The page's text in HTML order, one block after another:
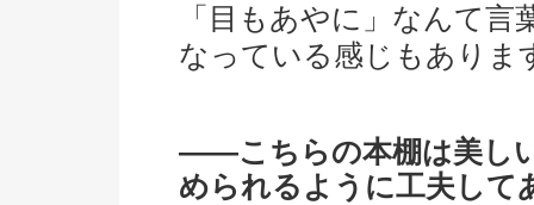
「目もあやに」なんて
なっている感じもありま
――こちらの本棚は美し
められるように工夫して